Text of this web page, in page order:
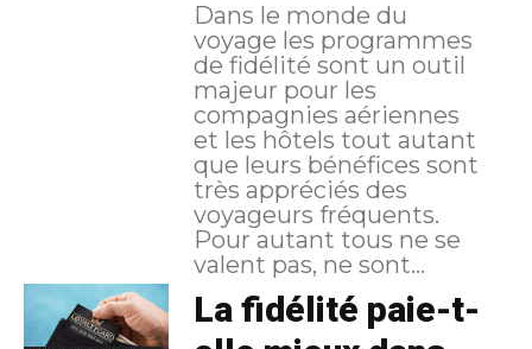
Dans le monde du
voyage les programmes
de fidélité sont un outil
majeur pour les
compagnies aériennes
et les hôtels tout autant
que leurs bénéfices sont
très appréciés des
voyageurs fréquents.
Pour autant tous ne se
valent pas, ne sont...
La fidélité paie-t-